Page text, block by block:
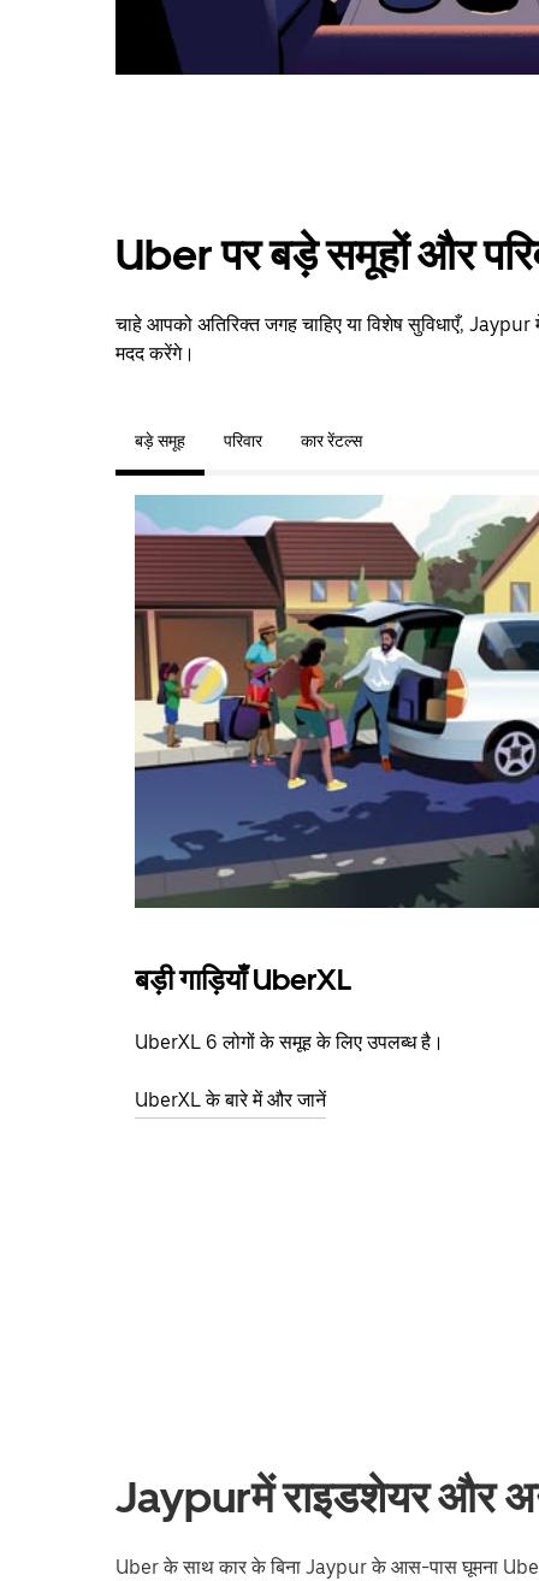
Uber पर बड़े समूहों और
चाहे आपको अतिरिक्त जगह चाहिए या विशेष सुविधाएँ,
मदद करेंगे।
बड़े समूह परिवार कार रेंटल्स
बड़ी गाड़ियाँ UberXL
UberXL 6 लोगों के समूह के लिए उपलब्ध है।
UberXL के बारे में और जानें
Jaypurमें राइडशेयर और
Uber के साथ कार के बिना Jaypur के आस-पास घूमना